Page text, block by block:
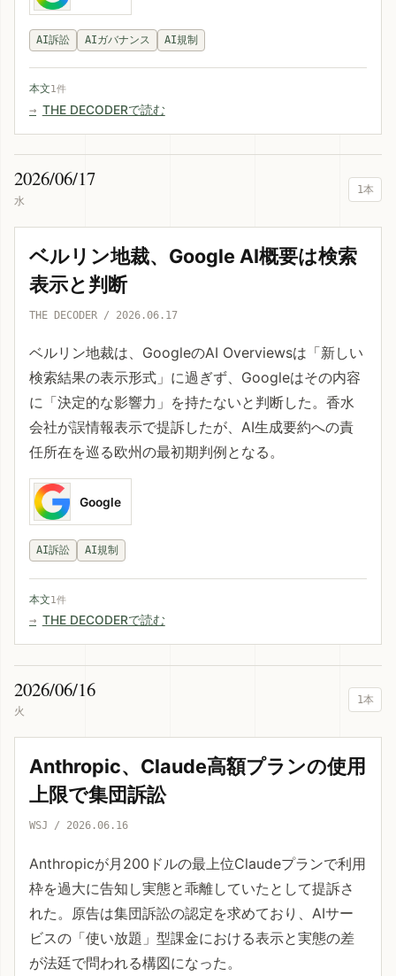
AI訴訟 AIガバナンス AI規制
本文1件
THE DECODERで読む
2026/06/17
水
1本
ベルリン地裁、Google AI概要は検索
表示と判断
THE DECODER / 2026.06.17
ベルリン地裁は、GoogleのAI Overviewsは「新しい
検索結果の表示形式」に過ぎず、Googleはその内容
に「決定的な影響力」を持たないと判断した。香水
会社が誤情報表示で提訴したが、AI生成要約への責
任所在を巡る欧州の最初期判例となる。
Google
AI訴訟 AI規制
本文1件
THE DECODERで読む
2026/06/16
火
1本
Anthropic、Claude高額プランの使用
上限で集団訴訟
WSJ / 2026.06.16
Anthropicが月200ドルの最上位Claudeプランで利用
枠を過大に告知し実態と乖離していたとして提訴さ
れた。原告は集団訴訟の認定を求めており、AIサー
ビスの「使い放題」型課金における表示と実態の差
が法廷で問われる構図になった。